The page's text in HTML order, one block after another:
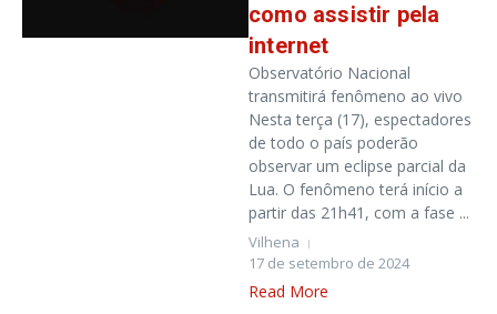
como assistir pela
internet
Observatório Nacional
transmitirá fenômeno ao vivo
Nesta terça (17), espectadores
de todo o país poderão
observar um eclipse parcial da
Lua. O fenômeno terá início a
partir das 21h41, com a fase ...
Vilhena
17 de setembro de 2024
Read More